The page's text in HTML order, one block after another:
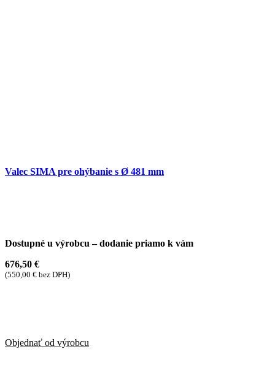
Valec SIMA pre ohýbanie s Ø 481 mm
Dostupné u výrobcu – dodanie priamo k vám
676,50 €
(550,00 € bez DPH)
Objednať od výrobcu